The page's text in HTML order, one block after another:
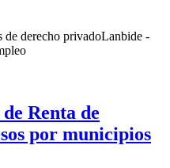
de derecho privadoLanbide -
Renta de
por municipios